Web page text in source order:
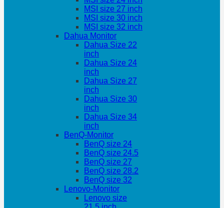
MSI size 27 inch
MSI size 30 inch
MSI size 32 inch
Dahua Monitor
Dahua Size 22
inch
Dahua Size 24
inch
Dahua Size 27
inch
Dahua Size 30
inch
Dahua Size 34
inch
BenQ-Monitor
BenQ size 24
BenQ size 24.5
BenQ size 27
BenQ size 28.2
BenQ size 32
Lenovo-Monitor
Lenovo size